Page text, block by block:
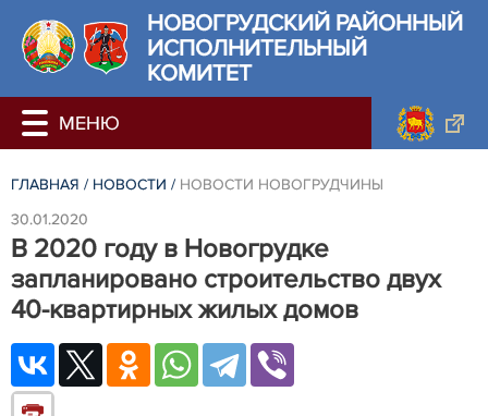
НОВОГРУДСКИЙ РАЙОННЫЙ
ИСПОЛНИТЕЛЬНЫЙ
КОМИТЕТ
ГЛАВНАЯ / НОВОСТИ / НОВОСТИ НОВОГРУДЧИНЫ
30.01.2020
В 2020 году в Новогрудке
запланировано строительство двух
40-квартирных жилых домов